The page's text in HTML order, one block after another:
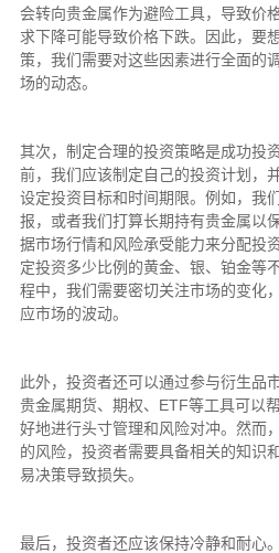
会转向贵金属作为避险工具，导致价
求下降可能导致价格下跌。因此，要
策，我们需要对这些因素进行全面的
场的动态。
其次，制定合理的投资策略是成功投
前，我们应该制定自己的投资计划，
设定投资目标和时间期限。例如，我
报，或者我们打算长期持有贵金属以
据市场行情和风险承受能力来分配投
定投资多少比例的黄金、银、铂金等
程中，我们需要密切关注市场的变化
应市场的波动。
此外，投资者还可以通过参与衍生品
贵金属期货、期权、ETF等工具可以
好地进行头寸管理和风险对冲。然而
的风险，投资者需要具备相关的知识
易决策导致损失。
最后，投资者还应该保持冷静和耐心